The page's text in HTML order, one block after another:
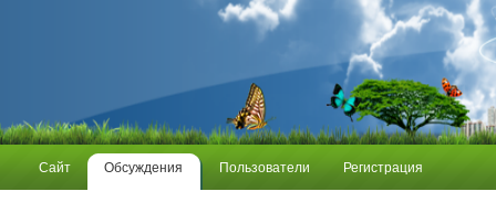
Сайт Обсуждения Пользователи Регистрация